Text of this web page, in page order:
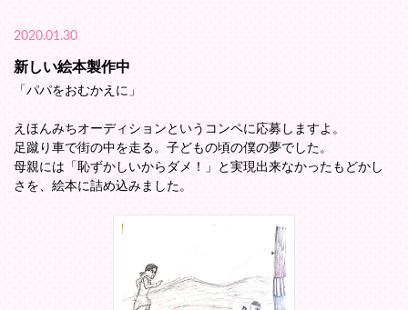
2020.01.30
新しい絵本製作中
「パパをおむかえに」
えほんみちオーディションというコンペに応募しますよ。
足蹴り車で街の中を走る。子どもの頃の僕の夢でした。
母親には「恥ずかしいからダメ！」と実現出来なかったもどかし
さを、絵本に詰め込みました。